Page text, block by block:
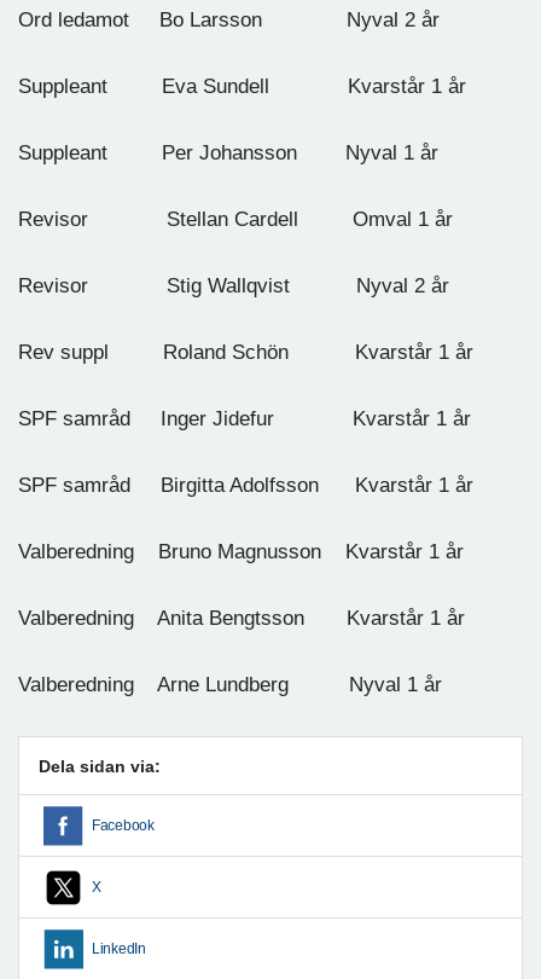
Ord ledamot Bo Larsson Nyval 2 år
Suppleant Eva Sundell Kvarstår 1 år
Suppleant Per Johansson Nyval 1 år
Revisor Stellan Cardell Omval 1 år
Revisor Stig Wallqvist Nyval 2 år
Rev suppl Roland Schön Kvarstår 1 år
SPF samråd Inger Jidefur Kvarstår 1 år
SPF samråd Birgitta Adolfsson Kvarstår 1 år
Valberedning Bruno Magnusson Kvarstår 1 år
Valberedning Anita Bengtsson Kvarstår 1 år
Valberedning Arne Lundberg Nyval 1 år
Dela sidan via:
Facebook
X
LinkedIn